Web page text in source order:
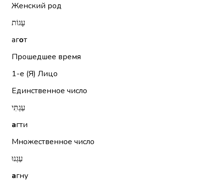
Женский род
עָגוֹת
агот
Прошедшее время
1-е (Я) Лицо
Единственное число
עַגְתִּי
агти
Множественное число
עַגְנוּ
агну